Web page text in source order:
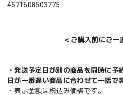
4571608503775
＜ご購入前にご一
・発送予定日が別の商品を同時に予
日が一番遅い商品に合わせて一括で
・表示金額は税込み価格です。